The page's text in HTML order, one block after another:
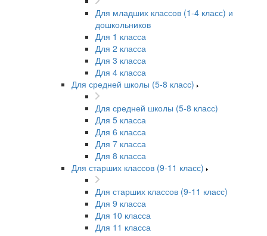
Для младших классов (1-4 класс) и
дошкольников
Для 1 класса
Для 2 класса
Для 3 класса
Для 4 класса
Для средней школы (5-8 класс)
Для средней школы (5-8 класс)
Для 5 класса
Для 6 класса
Для 7 класса
Для 8 класса
Для старших классов (9-11 класс)
Для старших классов (9-11 класс)
Для 9 класса
Для 10 класса
Для 11 класса